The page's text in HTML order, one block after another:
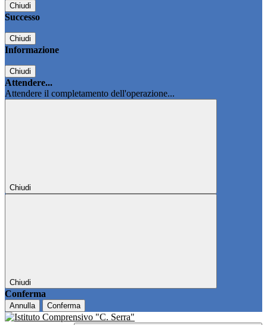
Chiudi
Successo
Chiudi
Informazione
Chiudi
Attendere...
Attendere il completamento dell'operazione...
Chiudi
Chiudi
Conferma
Annulla Conferma